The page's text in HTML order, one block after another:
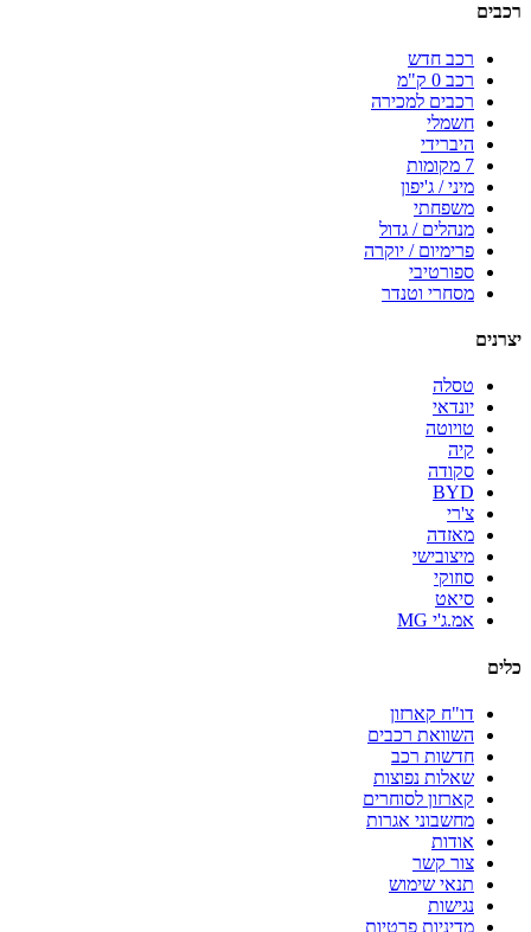
רכבים
רכב חדש
רכב 0 ק"מ
רכבים למכירה
חשמלי
היברידי
7 מקומות
מיני / ג'יפון
משפחתי
מנהלים / גדול
פרימיום / יוקרה
ספורטיבי
מסחרי וטנדר
יצרנים
טסלה
יונדאי
טויוטה
קיה
סקודה
BYD
צ'רי
מאזדה
מיצובישי
סוזוקי
סיאט
אמ.ג'י MG
כלים
דו"ח קארזון
השוואת רכבים
חדשות רכב
שאלות נפוצות
קארזון לסוחרים
מחשבוני אגרות
אודות
צור קשר
תנאי שימוש
נגישות
מדיניות פרטיות